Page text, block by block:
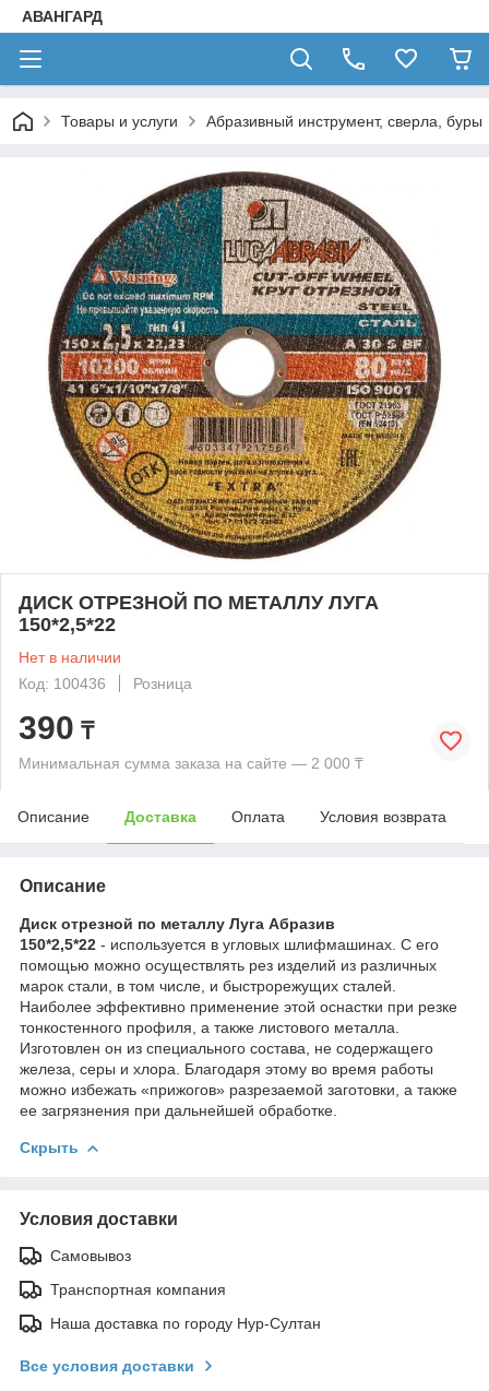
АВАНГАРД
Товары и услуги Абразивный инструмент, сверла, буры
ДИСК ОТРЕЗНОЙ ПО МЕТАЛЛУ ЛУГА
150*2,5*22
Нет в наличии
Код: 100436
Розница
390 ₸
Минимальная сумма заказа на сайте — 2 000 ₸
Описание Доставка Оплата Условия возврата
Описание
Диск отрезной по металлу Луга Абразив
150*2,5*22 - используется в угловых шлифмашинах. С его
помощью можно осуществлять рез изделий из различных
марок стали, в том числе, и быстрорежущих сталей.
Наиболее эффективно применение этой оснастки при резке
тонкостенного профиля, а также листового металла.
Изготовлен он из специального состава, не содержащего
железа, серы и хлора. Благодаря этому во время работы
можно избежать «прижогов» разрезаемой заготовки, а также
ее загрязнения при дальнейшей обработке.
Скрыть
Условия доставки
Самовывоз
Транспортная компания
Наша доставка по городу Нур-Султан
Все условия доставки